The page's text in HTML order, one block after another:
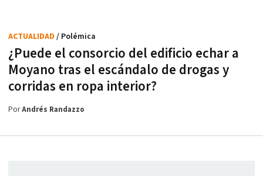
¿Puede el consorcio del edificio echar a
Moyano tras el escándalo de drogas y
corridas en ropa interior?
ACTUALIDAD / Polémica
PorAndrés Randazzo